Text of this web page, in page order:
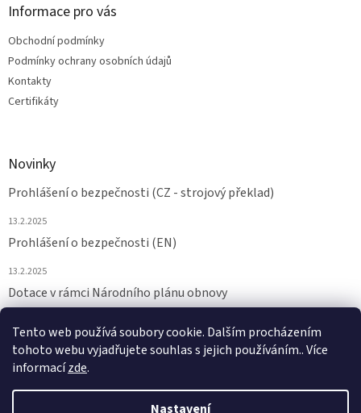
Tento web používá soubory cookie. Dalším procházením
tohoto webu vyjadřujete souhlas s jejich používáním.. Více
informacízde.
Nastavení
Informace pro vás
Obchodní podmínky
Podmínky ochrany osobních údajů
Kontakty
Certifikáty
Novinky
Prohlášení o bezpečnosti (CZ - strojový překlad)
13.2.2025
Prohlášení o bezpečnosti (EN)
13.2.2025
Dotace v rámci Národního plánu obnovy
ARCHIV